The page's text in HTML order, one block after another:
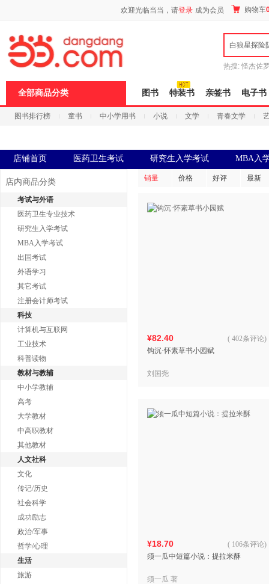
欢迎光临当当，请登录 成为会员 购物车
白狼星探险
热搜: 怪杰佐
全部商品分类 图书 特装书 亲签书 电子书
图书排行榜 童书 中小学用书 小说 文学 青春文学
店铺首页 医药卫生考试 研究生入学考试 MBA入
店内商品分类
考试与外语
医药卫生专业技术
研究生入学考试
MBA入学考试
出国考试
外语学习
其它考试
注册会计师考试
科技
计算机与互联网
工业技术
科普读物
教材与教辅
中小学教辅
高考
大学教材
中高职教材
其他教材
人文社科
文化
传记/历史
社会科学
成功励志
政治/军事
哲学/心理
生活
旅游
销量 价格 好评 最新
¥82.40
钩沉·怀素草书小园赋
( 402条评论)
刘国尧
¥18.70
须一瓜中短篇小说：提拉米酥
( 106条评论)
须一瓜 著
页
浪
键
打